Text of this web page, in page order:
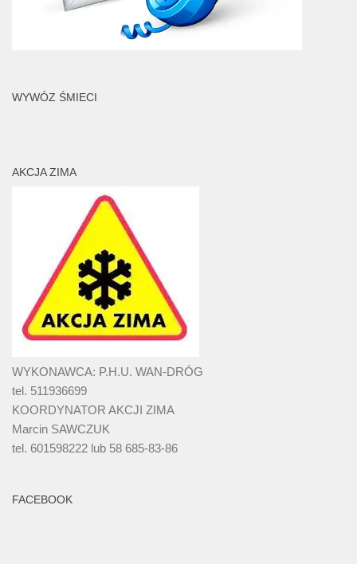
WYWÓZ ŚMIECI
AKCJA ZIMA
WYKONAWCA: P.H.U. WAN-DRÓG
tel. 511936699
KOORDYNATOR AKCJI ZIMA
Marcin SAWCZUK
tel. 601598222 lub 58 685-83-86
FACEBOOK